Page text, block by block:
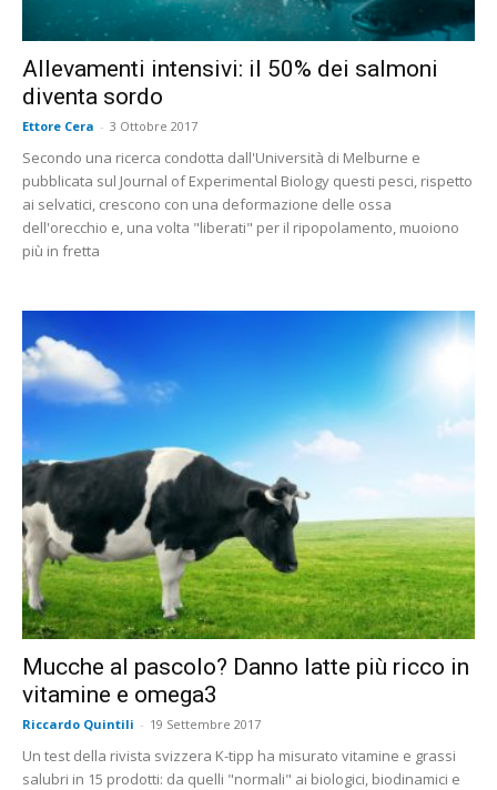
Allevamenti intensivi: il 50% dei salmoni
diventa sordo
Ettore Cera - 3 Ottobre 2017
Secondo una ricerca condotta dall'Università di Melburne e
pubblicata sul Journal of Experimental Biology questi pesci, rispetto
ai selvatici, crescono con una deformazione delle ossa
dell'orecchio e, una volta "liberati" per il ripopolamento, muoiono
più in fretta
Mucche al pascolo? Danno latte più ricco in
vitamine e omega3
Riccardo Quintili - 19 Settembre 2017
Un test della rivista svizzera K-tipp ha misurato vitamine e grassi
salubri in 15 prodotti: da quelli "normali" ai biologici, biodinamici e